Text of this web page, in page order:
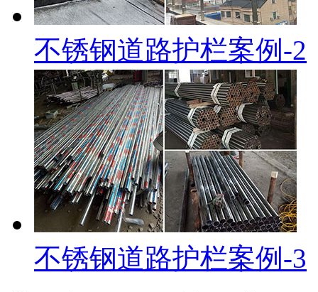
不锈钢道路护栏案例-2
不锈钢道路护栏案例-3